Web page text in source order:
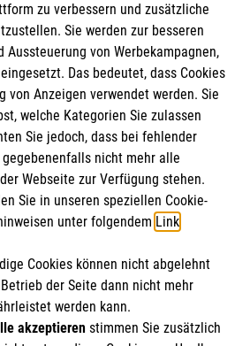
Hilfsdienst e.V.
0120 1201 2136 70
e.V. ist als eingetragene
zu verbessern und zusätzliche
Sie werden zur besseren
Aussteuerung von Werbekampagnen,
Das bedeutet, dass Cookies
von Anzeigen verwendet werden. Sie
welche Kategorien Sie zulassen
Sie jedoch, dass bei fehlender
nicht mehr alle
Webseite zur Verfügung stehen.
Sie in unseren speziellen Cookie-
unter folgendem Link.
Cookies können nicht abgelehnt
der Seite dann nicht mehr
werden kann.
akzeptierenstimmen Sie zusätzlich